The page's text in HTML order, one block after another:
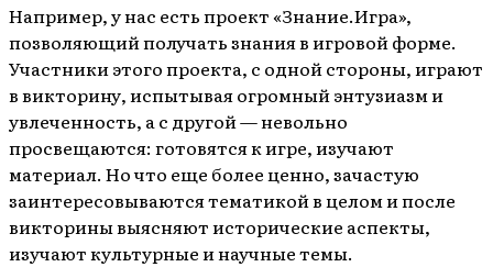
Например, у нас есть проект «Знание.Игра»,
позволяющий получать знания в игровой форме.
Участники этого проекта, с одной стороны, играют
в викторину, испытывая огромный энтузиазм и
увлеченность, а с другой — невольно
просвещаются: готовятся к игре, изучают
материал. Но что еще более ценно, зачастую
заинтересовываются тематикой в целом и после
викторины выясняют исторические аспекты,
изучают культурные и научные темы.